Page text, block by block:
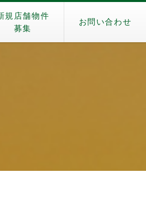
規店舗物件
募集
お問い合わせ